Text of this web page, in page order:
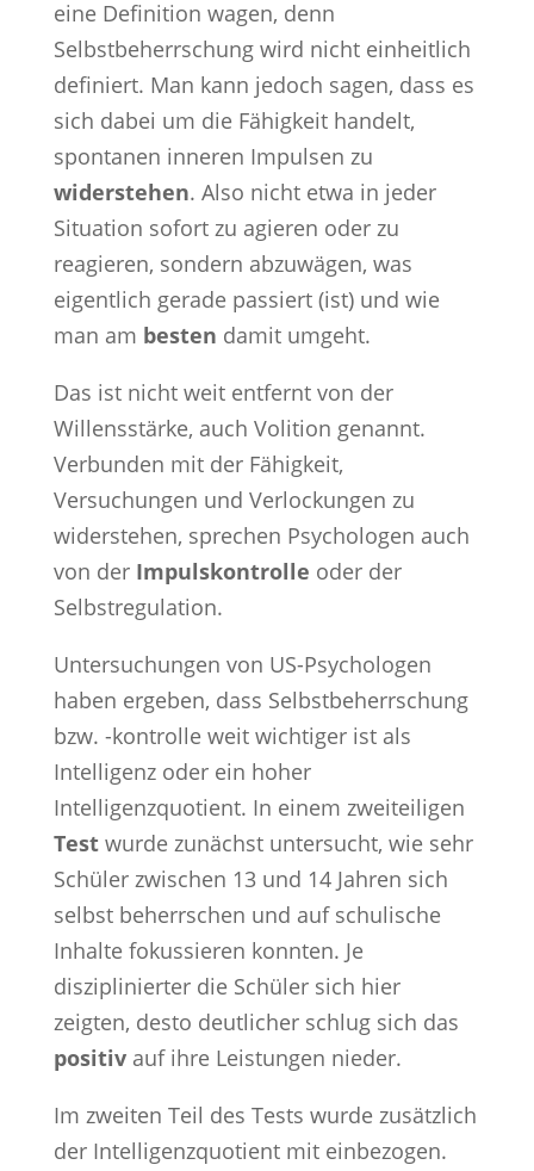
eine Definition wagen, denn
Selbstbeherrschung wird nicht einheitlich
definiert. Man kann jedoch sagen, dass es
sich dabei um die Fähigkeit handelt,
spontanen inneren Impulsen zu
widerstehen. Also nicht etwa in jeder
Situation sofort zu agieren oder zu
reagieren, sondern abzuwägen, was
eigentlich gerade passiert (ist) und wie
man am besten damit umgeht.
Das ist nicht weit entfernt von der
Willensstärke, auch Volition genannt.
Verbunden mit der Fähigkeit,
Versuchungen und Verlockungen zu
widerstehen, sprechen Psychologen auch
von der Impulskontrolle oder der
Selbstregulation.
Untersuchungen von US-Psychologen
haben ergeben, dass Selbstbeherrschung
bzw. -kontrolle weit wichtiger ist als
Intelligenz oder ein hoher
Intelligenzquotient. In einem zweiteiligen
Testwurde zunächst untersucht, wie sehr
Schüler zwischen 13 und 14 Jahren sich
selbst beherrschen und auf schulische
Inhalte fokussieren konnten. Je
disziplinierter die Schüler sich hier
zeigten, desto deutlicher schlug sich das
positivauf ihre Leistungen nieder.
Im zweiten Teil des Tests wurde zusätzlich
der Intelligenzquotient mit einbezogen.